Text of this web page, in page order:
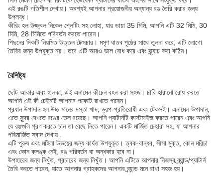
এই রঙটি গতিশীল দেখায়। অবশ্যই আপনার প্রয়োজনীয় অন্যান্য রঙ তৈরি করার জন্য
উপলব্ধ।
কীরিং হল উজ্জ্বল নিকেল প্লেটিং সহ লোহা, যার ডায়া 35 মিমি, আপনি এটি 32 মিমি, 30
মিমি, 28 মিমিতে পরিবর্তন করতে পারেন।
পিছনের দিকটি নিয়মিত উত্তল টেক্সচার। মসৃণ ধাতব পৃষ্ঠের সাথে তুলনা করে, এটি লোগো
তৈরির জন্য উপযুক্ত নয়। তবে এটি আরও ভাল বোধ করে এবং স্ক্র্যাচ করা কঠিন।
বৈশিষ্ট্য
ছোট আকার এবং হালকা, এই এনামেল কীচেন বহন করা সহজ। চাবি হারানো রোধ করতে
আপনি এই কী চেইনটি আপনার পকেটে রাখতে পারেন।
প্রধান উপাদান হল উচ্চ মানের দস্তা খাদ, ড্রপ-প্রতিরোধী এবং টেকসই। এনামেল উপাদান,
এতে সুন্দর দেখতে রঙের তেল রয়েছে। আপনি প্যাটার্নটি কাস্টমাইজ করতে পারেন এবং আপনি
যে রঙগুলি পূরণ করতে চান তা বেছে নিতে পারেন। একটি মার্জিত চেহারা সহ, যা আপনার
পরিমার্জিত স্বাদ দেখায় .
এটি পুরুষ এবং মহিলা উভয়ের জন্য কার্যত উপযুক্ত। ত্বক-বান্ধব, সীসা মুক্ত, কোন মরিচা
এবং কোন কলঙ্ক নেই, রঙ পরিবর্তন বা অন্ধকার হবে না।
উপহারের জন্য নিখুঁত, প্রচারের জন্য নিখুঁত। আপনি এটিতে আপনার নিজস্ব ব্র্যান্ড/প্যাটার্ন
তৈরি করতে পারেন, যাতে আপনার গ্রাহকদের আপনার ব্র্যান্ড মনে রাখা সহজ হয়।